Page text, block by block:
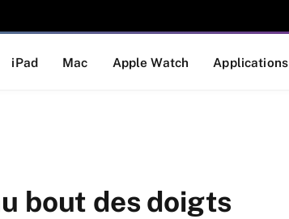
iPad Mac Apple Watch Applications
bout des doigts